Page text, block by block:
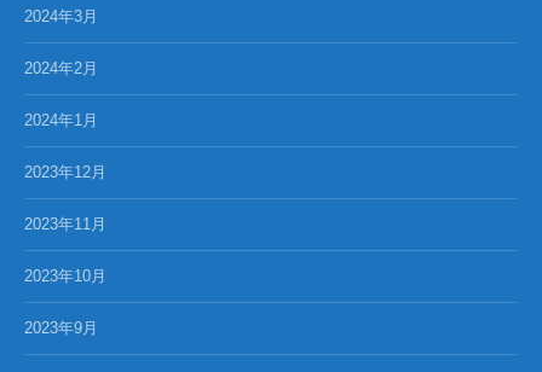
2024年3月
2024年2月
2024年1月
2023年12月
2023年11月
2023年10月
2023年9月